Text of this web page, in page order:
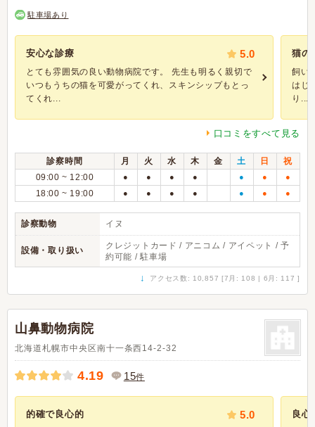
駐車場あり
安心な診療 5.0
とても雰囲気の良い動物病院です。 先生も明るく親切で
いつもうちの猫を可愛がってくれ、スキンシップもとっ
てくれ...
猫の
飼い
はじ
り...
口コミをすべて見る
診察時間 月 火 水 木 金 土 日
祝
09:00 ~ 12:00
● ● ● ● ● ● ●
18:00 ~ 19:00 ● ● ● ● ● ● ●
診察動物 イヌ
設備・取り扱い
クレジットカード / アニコム / アイペット / 予
約可能 / 駐車場
↓ アクセス数: 10,857 [7月: 108 | 6月: 117 ]
山鼻動物病院
北海道札幌市中央区南十一条西14-2-32
4.19 15件
的確で良心的 5.0 良心